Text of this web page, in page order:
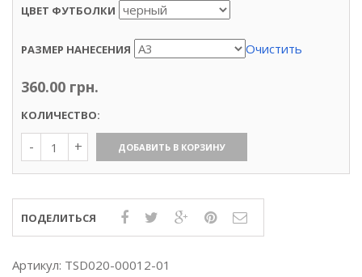
ЦВЕТ ФУТБОЛКИ
РАЗМЕР НАНЕСЕНИЯ Очистить
360.00 грн.
КОЛИЧЕСТВО:
Количество
Футболка
«Мадагаскар»,
ДОБАВИТЬ В КОРЗИНУ
ПОДЕЛИТЬСЯ
Артикул: TSD020-00012-01